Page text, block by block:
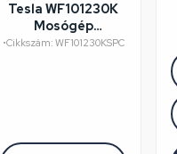
Tesla WF101230K
Mosógép
felújított/szépséghibás
•Cikkszám: WF101230KSPC